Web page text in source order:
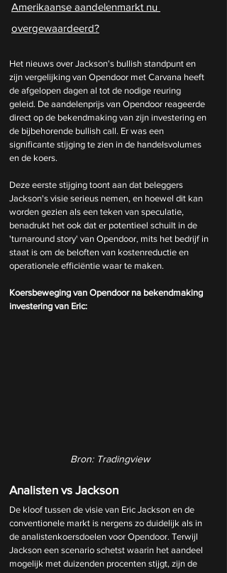
Amerikaanse aandelenmarkt nu
overgewaardeerd?
Het nieuws over Jackson's bullish standpunt en
zijn vergelijking van Opendoor met Carvana heeft
de afgelopen dagen al tot de nodige reuring
geleid. De aandelenprijs van Opendoor reageerde
direct op de bekendmaking van zijn investering en
de bijbehorende bullish call. Er was een
significante stijging te zien in de handelsvolumes
en de koers.
Deze eerste stijging toont aan dat beleggers
Jackson's visie serieus nemen, en hoewel dit kan
worden gezien als een teken van speculatie,
benadrukt het ook dat er potentieel schuilt in de
'turnaround story' van Opendoor, mits het bedrijf in
staat is om de beloften van kostenreductie en
operationele efficiëntie waar te maken.
Koersbeweging van Opendoor na bekendmaking
investering van Eric:
Bron: Tradingview
Analisten vs Jackson
De kloof tussen de visie van Eric Jackson en de
conventionele markt is nergens zo duidelijk als in
de analistenkoersdoelen voor Opendoor. Terwijl
Jackson een scenario schetst waarin het aandeel
mogelijk met duizenden procenten stijgt, zijn de